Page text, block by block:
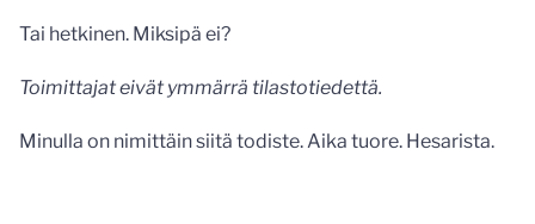
Tai hetkinen. Miksipä ei?
Toimittajat eivät ymmärrä tilastotiedettä.
Minulla on nimittäin siitä todiste. Aika tuore. Hesarista.